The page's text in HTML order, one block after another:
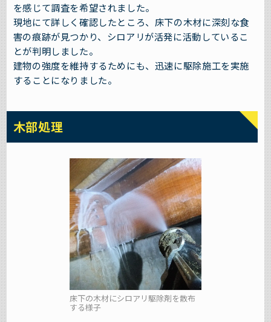
を感じて調査を希望されました。
現地にて詳しく確認したところ、床下の木材に深刻な食
害の痕跡が見つかり、シロアリが活発に活動しているこ
とが判明しました。
建物の強度を維持するためにも、迅速に駆除施工を実施
することになりました。
木部処理
床下の木材にシロアリ駆除剤を散布
する様子